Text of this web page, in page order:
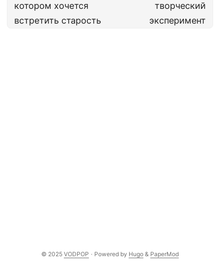
котором хочется
встретить старость
творческий
эксперимент
© 2025 VODPOP · Powered by Hugo & PaperMod